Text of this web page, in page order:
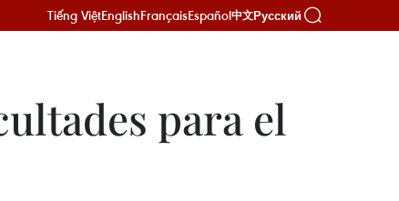
Tiếng ViệtEnglishFrançaisEspañol中文Русский
para el